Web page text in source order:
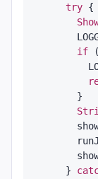
try {
if
      }
    }